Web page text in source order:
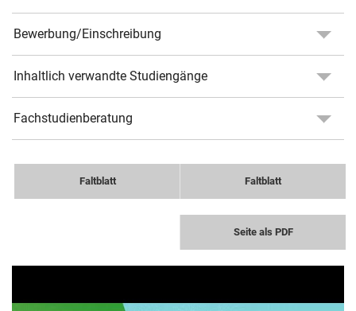
Bewerbung/Einschreibung
Inhaltlich verwandte Studiengänge
Fachstudienberatung
Faltblatt Faltblatt
Seite als PDF